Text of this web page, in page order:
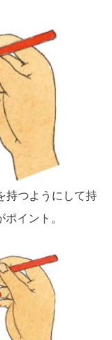
持つようにして持
イント。